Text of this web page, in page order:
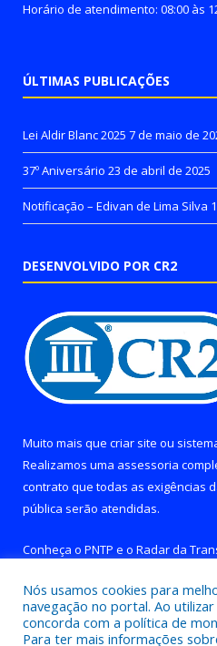
Horário de atendimento: 08:00 às
ÚLTIMAS PUBLICAÇÕES
Lei Aldir Blanc 2025 7 de maio de
37º Aniversário 23 de abril de 2025
Notificação – Edivan de Lima Silva
DESENVOLVIDO POR CR2
Muito mais que criar site ou
Realizamos uma assessoria
contrato que todas as exigências
pública serão atendidas.
Conheça o PNTP e o Radar da
Nós usamos cookies para
navegação no portal. Ao
concorda com a política de
Para ter mais informações